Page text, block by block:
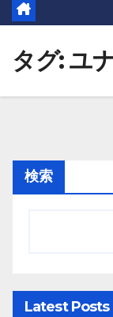
タグ:ユ
検索
Latest Posts